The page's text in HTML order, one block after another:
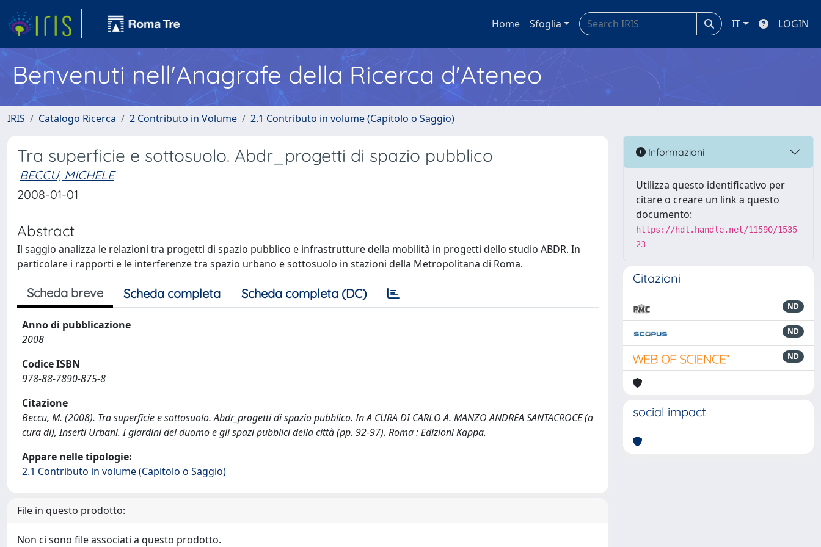
Home Sfoglia IT LOGIN
Benvenuti nell'Anagrafe della Ricerca d'Ateneo
IRIS Catalogo Ricerca 2 Contributo in Volume 2.1 Contributo in volume (Capitolo o Saggio)
Tra superficie e sottosuolo. Abdr_progetti di spazio pubblico
BECCU, MICHELE
2008-01-01
Abstract
Il saggio analizza le relazioni tra progetti di spazio pubblico e infrastrutture della mobilità in progetti dello studio ABDR. In
particolare i rapporti e le interferenze tra spazio urbano e sottosuolo in stazioni della Metropolitana di Roma.
Scheda breve Scheda completa Scheda completa (DC)
Anno di pubblicazione
2008
Codice ISBN
978-88-7890-875-8
Citazione
Beccu, M. (2008). Tra superficie e sottosuolo. Abdr_progetti di spazio pubblico. In A CURA DI CARLO A. MANZO ANDREA SANTACROCE (a
cura di), Inserti Urbani. I giardini del duomo e gli spazi pubblici della città (pp. 92-97). Roma : Edizioni Kappa.
Appare nelle tipologie:
2.1 Contributo in volume (Capitolo o Saggio)
File in questo prodotto:
Non ci sono file associati a questo prodotto.
Informazioni
Utilizza questo identificativo per
citare o creare un link a questo
documento:
https://hdl.handle.net/11590/1535
23
Citazioni
ND
ND
ND
social impact